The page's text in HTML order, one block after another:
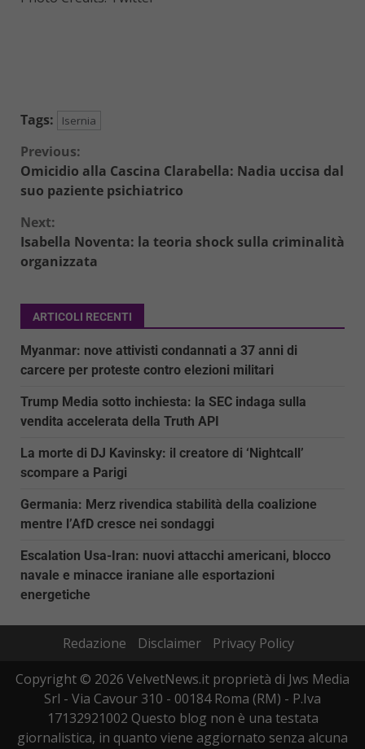
Tags: Isernia
Continue
Reading
Previous:
Omicidio alla Cascina Clarabella: Nadia uccisa dal
suo paziente psichiatrico
Next:
Isabella Noventa: la teoria shock sulla criminalità
organizzata
ARTICOLI RECENTI
Myanmar: nove attivisti condannati a 37 anni di
carcere per proteste contro elezioni militari
Trump Media sotto inchiesta: la SEC indaga sulla
vendita accelerata della Truth API
La morte di DJ Kavinsky: il creatore di ‘Nightcall’
scompare a Parigi
Germania: Merz rivendica stabilità della coalizione
mentre l’AfD cresce nei sondaggi
Escalation Usa-Iran: nuovi attacchi americani, blocco
navale e minacce iraniane alle esportazioni
energetiche
Redazione Disclaimer
Privacy Policy
Copyright © 2026 VelvetNews.it proprietà di Jws Media
Srl - Via Cavour 310 - 00184 Roma (RM) - P.Iva
17132921002 Questo blog non è una testata
giornalistica, in quanto viene aggiornato senza alcuna